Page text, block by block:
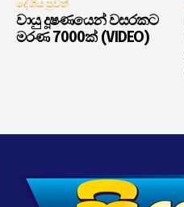
දේශීය පුවත්
වායු දූෂණයෙන් වසරකට
මරණ 7000ක් (VIDEO)